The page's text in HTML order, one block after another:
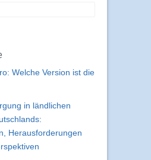
Welche Version ist die
in ländlichen
Herausforderungen